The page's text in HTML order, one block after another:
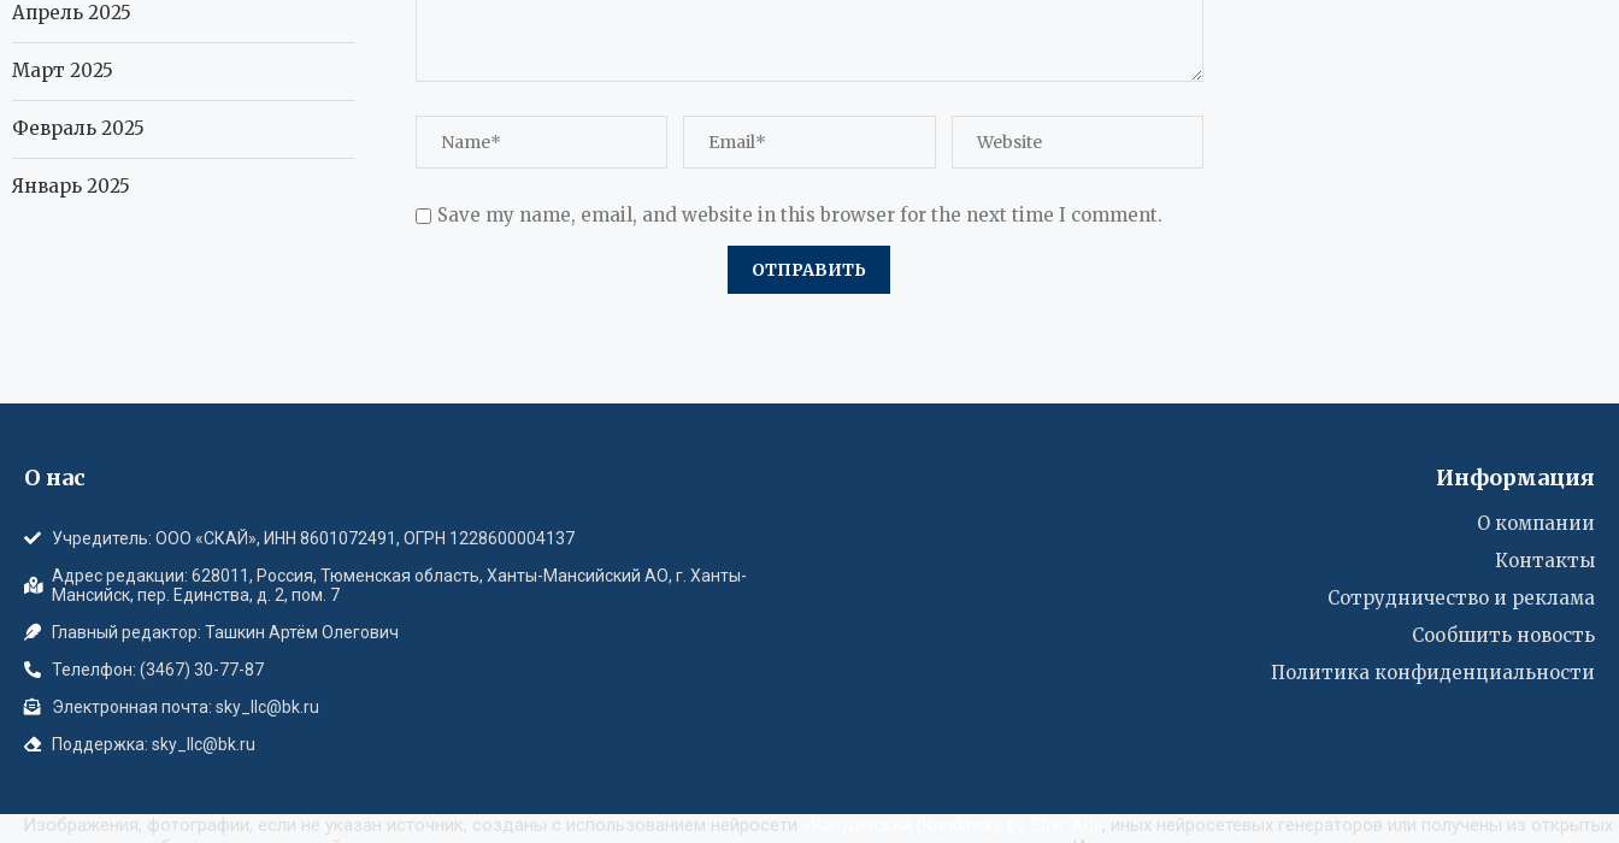
Save my name, email, and website in this browser for the next time I comment.
Апрель 2025
Март 2025
Февраль 2025
Январь 2025
О нас
Учредитель: ООО «СКАЙ», ИНН 8601072491, ОГРН 1228600004137
Адрес редакции: 628011, Россия, Тюменская область, Ханты-Мансийский АО, г. Ханты-
Мансийск, пер. Единства, д. 2, пом. 7
Главный редактор: Ташкин Артём Олегович
Телелфон: (3467) 30-77-87
Электронная почта: sky_llc@bk.ru
Поддержка: sky_llc@bk.ru
Информация
О компании
Контакты
Сотрудничество и реклама
Сообшить новость
Политика конфиденциальности
Изображения, фотографии, если не указан источник, созданы с использованием нейросети
, иных нейросетевых генераторов или получены из открытых